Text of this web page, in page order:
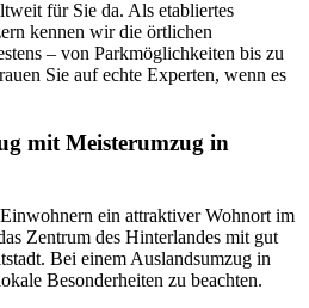
für Sie da. Als etabliertes
kennen wir die örtlichen
– von Parkmöglichkeiten bis zu
Sie auf echte Experten, wenn es
mit Meisterumzug in
ein attraktiver Wohnort im
Zentrum des Hinterlandes mit gut
Bei einem Auslandsumzug in
Besonderheiten zu beachten.